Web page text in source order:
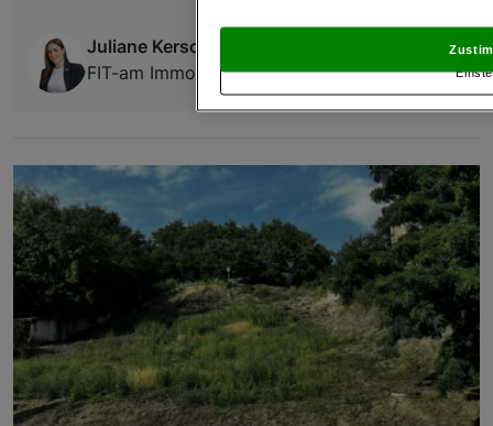
Juliane Kerschberger, BA
FIT-am Immobilien GmbH
und Widerspruch gegen die Verarbeitung auf der
„Cookie Einstellungen“, die sich auf jeder Seite
Verwendung genauer Standortdaten.
Zugriff auf Informationen auf einem Endgerät.
und der Performance von Inhalten,
Liste der Partner (Lieferanten)